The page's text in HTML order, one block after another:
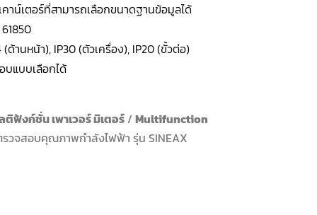
คาน์เตอร์ที่สามารถเลือกขนาดฐานข้อมูลได้
ด้านหน้า), IP30 (ตัวเครื่อง), IP20 (ขั้วต่อ)
บแบบเลือกได้
ติฟังก์ชั่น เพาเวอร์ มิเตอร์ / Multifunction
วจสอบคุณภาพกำลังไฟฟ้า รุ่น SINEAX